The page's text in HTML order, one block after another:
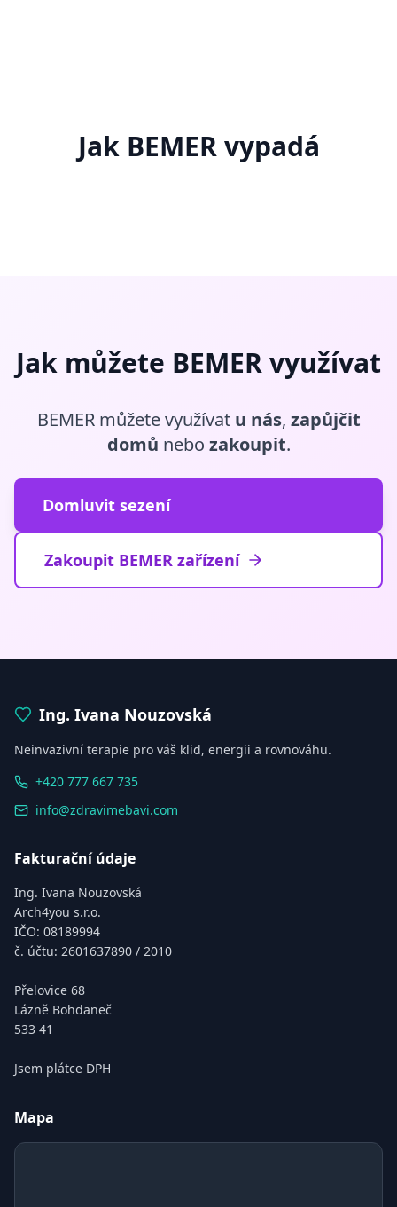
Jak BEMER vypadá
Jak můžete BEMER využívat
BEMER můžete využívat u nás, zapůjčit
domů nebo zakoupit.
Domluvit sezení
Zakoupit BEMER zařízení
Ing. Ivana Nouzovská
Neinvazivní terapie pro váš klid, energii a rovnováhu.
+420 777 667 735
info@zdravimebavi.com
Fakturační údaje
Ing. Ivana Nouzovská
Arch4you s.r.o.
IČO: 08189994
č. účtu: 2601637890 / 2010
Přelovice 68
Lázně Bohdaneč
533 41
Jsem plátce DPH
Mapa